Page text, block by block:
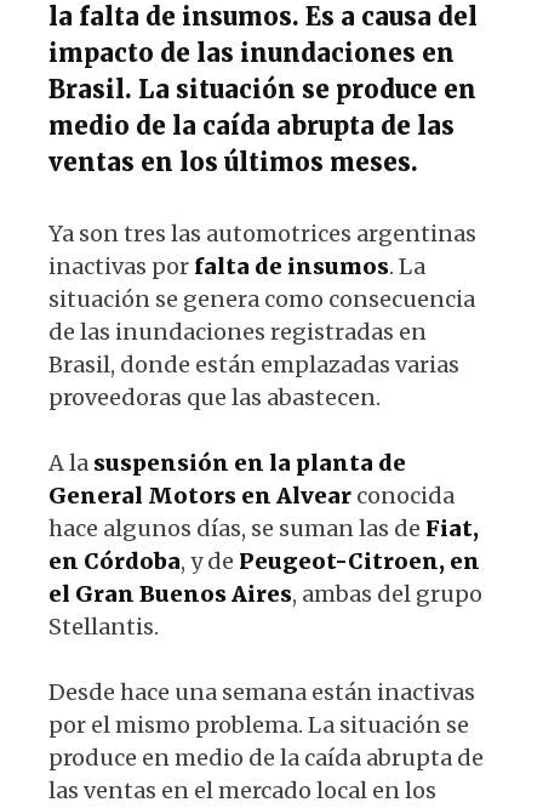
la falta de insumos. Es a causa del
impacto de las inundaciones en
Brasil. La situación se produce en
medio de la caída abrupta de las
ventas en los últimos meses.
Ya son tres las automotrices argentinas
inactivas por falta de insumos. La
situación se genera como consecuencia
de las inundaciones registradas en
Brasil, donde están emplazadas varias
proveedoras que las abastecen.
A la suspensión en la planta de
General Motors en Alvear conocida
hace algunos días, se suman las de Fiat,
en Córdoba, y de Peugeot-Citroen, en
el Gran Buenos Aires, ambas del grupo
Stellantis.
Desde hace una semana están inactivas
por el mismo problema. La situación se
produce en medio de la caída abrupta de
las ventas en el mercado local en los